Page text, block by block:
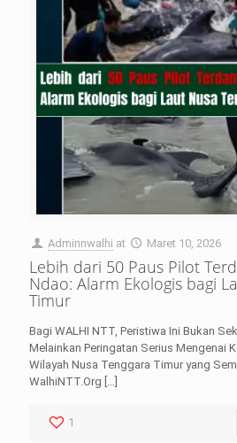
Adminnwalhi at Maret 10, 2026
Lebih dari 50 Paus Pilot
Ndao: Alarm Ekologis bagi
Timur
Bagi WALHI NTT, Peristiwa Ini Bukan
Melainkan Peringatan Serius Mengenai
Wilayah Nusa Tenggara Timur yang
WalhiNTT.Org […]
1